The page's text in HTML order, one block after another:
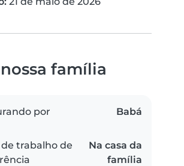
família
por Babá
de trabalho de
Na casa da
família